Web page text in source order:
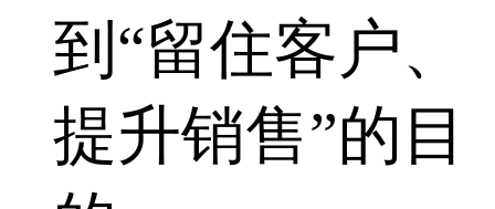
到“留住客户、
提升销售”的目